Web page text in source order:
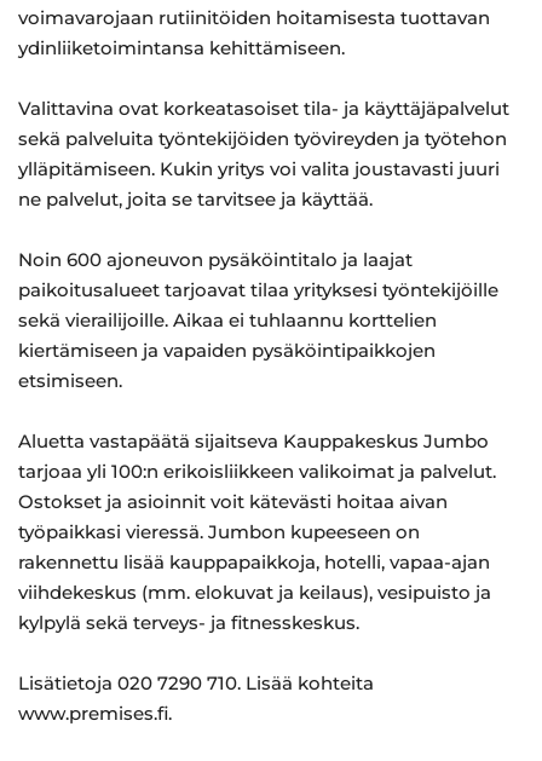
voimavarojaan rutiinitöiden hoitamisesta tuottavan
ydinliiketoimintansa kehittämiseen.
Valittavina ovat korkeatasoiset tila- ja käyttäjäpalvelut
sekä palveluita työntekijöiden työvireyden ja työtehon
ylläpitämiseen. Kukin yritys voi valita joustavasti juuri
ne palvelut, joita se tarvitsee ja käyttää.
Noin 600 ajoneuvon pysäköintitalo ja laajat
paikoitusalueet tarjoavat tilaa yrityksesi työntekijöille
sekä vierailijoille. Aikaa ei tuhlaannu korttelien
kiertämiseen ja vapaiden pysäköintipaikkojen
etsimiseen.
Aluetta vastapäätä sijaitseva Kauppakeskus Jumbo
tarjoaa yli 100:n erikoisliikkeen valikoimat ja palvelut.
Ostokset ja asioinnit voit kätevästi hoitaa aivan
työpaikkasi vieressä. Jumbon kupeeseen on
rakennettu lisää kauppapaikkoja, hotelli, vapaa-ajan
viihdekeskus (mm. elokuvat ja keilaus), vesipuisto ja
kylpylä sekä terveys- ja fitnesskeskus.
Lisätietoja 020 7290 710. Lisää kohteita
www.premises.fi.